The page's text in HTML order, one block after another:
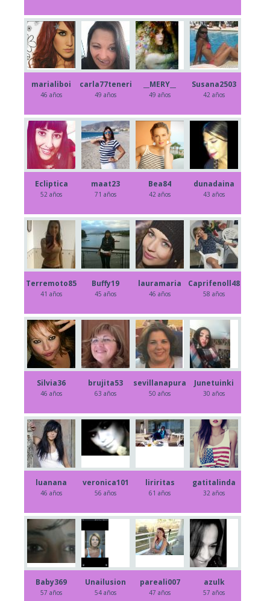
marialiboi
46 años
carla77teneri
49 años
__MERY__
49 años
Susana2503
42 años
Ecliptica
52 años
maat23
71 años
Bea84
42 años
dunadaina
43 años
Terremoto85
41 años
Buffy19
45 años
lauramaria
46 años
Caprifenoll48
58 años
Silvia36
46 años
brujita53
63 años
sevillanapura
50 años
Junetuinki
30 años
luanana
46 años
veronica101
56 años
liriritas
61 años
gatitalinda
32 años
Baby369
57 años
Unailusion
54 años
pareali007
47 años
azulk
57 años